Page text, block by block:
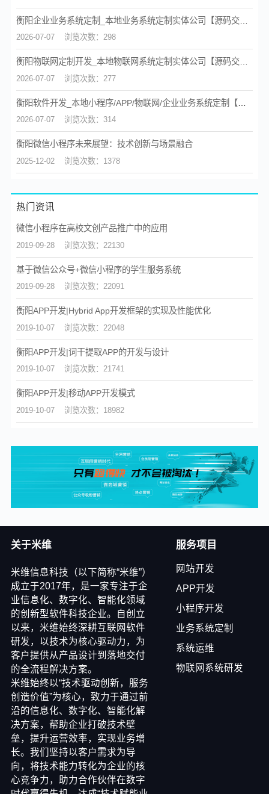
衡阳企业业务系统定制_本地业务系统定制实体公司【源码交付】
2026-07-07 浏览次数：298
衡阳物联网定制开发_本地物联网系统定制实体公司【源码交付】
2026-07-07 浏览次数：277
2026-07-07 浏览次数：314
衡阳微信小程序未来展望：技术创新与场景融合
2025-12-02 浏览次数：1378
热门资讯
微信小程序在高校文创产品推广中的应用
2019-09-28 浏览次数：22130
基于微信公众号+微信小程序的学生服务系统
2019-09-28 浏览次数：22091
衡阳APP开发|Hybrid App开发框架的实现及性能优化
2019-10-07 浏览次数：22048
衡阳APP开发|词干提取APP的开发与设计
2019-10-07 浏览次数：21741
衡阳APP开发|移动APP开发模式
2019-10-07 浏览次数：18982
关于米维
米维信息科技（以下简称“米维”）
成立于2017年，是一家专注于企
业信息化、数字化、智能化领域
的创新型软件科技企业。自创立
以来，米维始终深耕互联网软件
研发，以技术为核心驱动力，为
客户提供从产品设计到落地交付
的全流程解决方案。
米维始终以“技术驱动创新，服务
创造价值”为核心，致力于通过前
沿的信息化、数字化、智能化解
决方案，帮助企业打破技术壁
垒，提升运营效率，实现业务增
长。我们坚持以客户需求为导
向，将技术能力转化为企业的核
心竞争力，助力合作伙伴在数字
服务项目
网站开发
APP开发
小程序开发
业务系统定制
系统运维
物联网系统研发